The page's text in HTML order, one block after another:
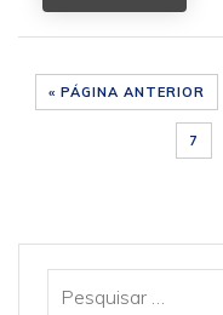
« PÁGINA ANTERIOR
7